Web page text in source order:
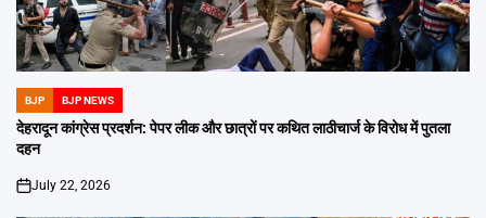
POSTED
IN
BJP BJP NEWS
देहरादून कांग्रेस प्रदर्शन: पेपर लीक और छात्रों पर कथित लाठीचार्ज के विरोध में पुतला
दहन
on
July 22, 2026